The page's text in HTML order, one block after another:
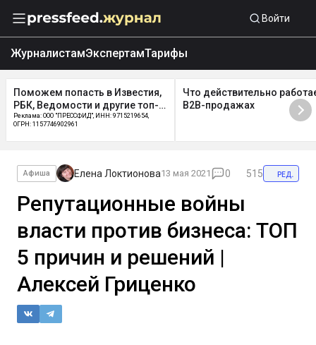
Войти
ЖурналистамЭкспертамТарифы
попасть в Известия,
Ведомости и другие топ-
ООО "ПРЕССФИД", ИНН: 9715219654,
Что действительно работает в
B2B-продажах
Афиша Елена Локтионова13 мая 2021 0 515 ред.
Репутационные войны
власти против бизнеса: ТОП
5 причин и решений |
Алексей Гриценко